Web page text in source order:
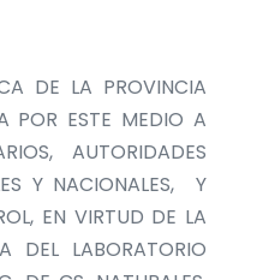
DE LA PROVINCIA
POR ESTE MEDIO A
AUTORIDADES
Y NACIONALES, Y
EN VIRTUD DE LA
DEL LABORATORIO